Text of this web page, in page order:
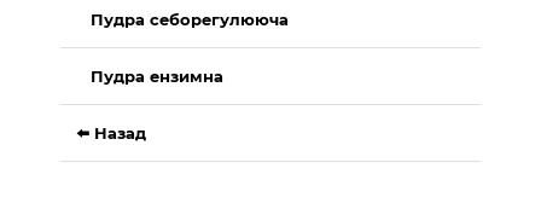
Пудра себорегулююча
Пудра ензимна
⬅️ Назад